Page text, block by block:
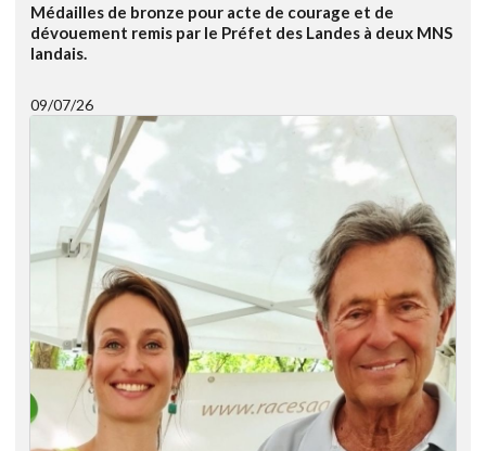
Médailles de bronze pour acte de courage et de
dévouement remis par le Préfet des Landes à deux MNS
landais.
09/07/26